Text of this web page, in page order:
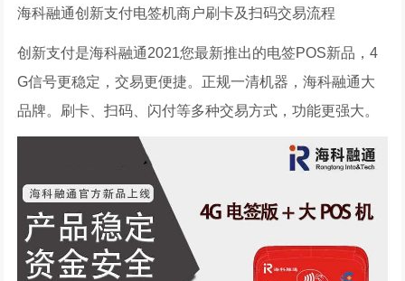
海科融通创新支付电签机商户刷卡及扫码交易流程
创新支付是海科融通2021您最新推出的电签POS新品，4
G信号更稳定，交易更便捷。正规一清机器，海科融通大
品牌。刷卡、扫码、闪付等多种交易方式，功能更强大。